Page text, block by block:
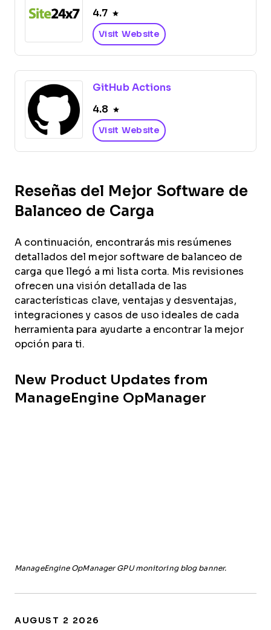
4.7
Visit Website
GitHub Actions
4.8
Visit Website
Reseñas del Mejor Software de
Balanceo de Carga
A continuación, encontrarás mis resúmenes
detallados del mejor software de balanceo de
carga que llegó a mi lista corta. Mis revisiones
ofrecen una visión detallada de las
características clave, ventajas y desventajas,
integraciones y casos de uso ideales de cada
herramienta para ayudarte a encontrar la mejor
opción para ti.
New Product Updates from
ManageEngine OpManager
ManageEngine OpManager GPU monitoring blog banner.
AUGUST 2 2026